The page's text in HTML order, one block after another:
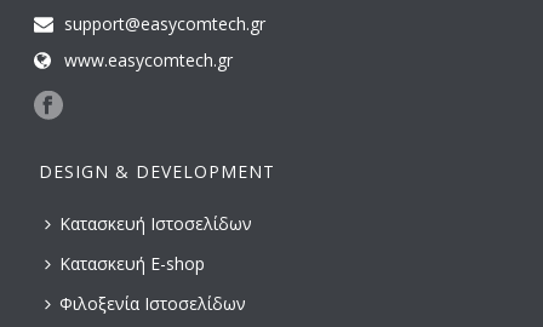
support@easycomtech.gr
www.easycomtech.gr
DESIGN & DEVELOPMENT
Κατασκευή Ιστοσελίδων
Κατασκευή E-shop
Φιλοξενία Ιστοσελίδων